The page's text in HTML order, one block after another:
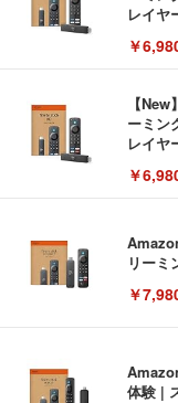
レイヤ
￥
【
ーミン
レイヤ
￥
リーミ
￥
体験 |